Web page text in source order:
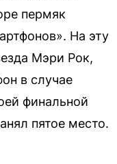
пермяк
На эту
Мэри Рок,
в случае
финальной
пятое место.